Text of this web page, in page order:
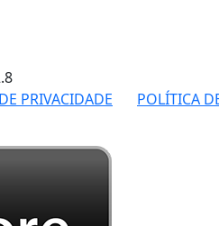
PRIVACIDADE POLÍTICA